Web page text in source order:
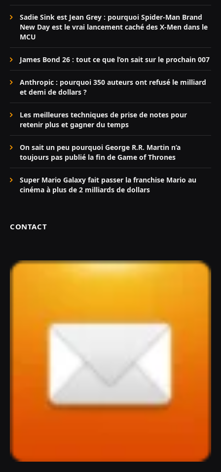
Sadie Sink est Jean Grey : pourquoi Spider-Man Brand
New Day est le vrai lancement caché des X-Men dans le
MCU
James Bond 26 : tout ce que l’on sait sur le prochain 007
Anthropic : pourquoi 350 auteurs ont refusé le milliard
et demi de dollars ?
Les meilleures techniques de prise de notes pour
retenir plus et gagner du temps
On sait un peu pourquoi George R.R. Martin n’a
toujours pas publié la fin de Game of Thrones
Super Mario Galaxy fait passer la franchise Mario au
cinéma à plus de 2 milliards de dollars
CONTACT